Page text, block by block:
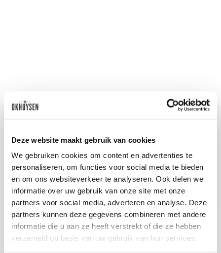
Deze website maakt gebruik van cookies
We gebruiken cookies om content en advertenties te
personaliseren, om functies voor social media te bieden
en om ons websiteverkeer te analyseren. Ook delen we
informatie over uw gebruik van onze site met onze
partners voor social media, adverteren en analyse. Deze
partners kunnen deze gegevens combineren met andere
informatie die u aan ze heeft verstrekt of die ze hebben
verzameld op basis van uw gebruik van hun services.
Blijf op de hoogte
Ontvang het laatste wijnnieuws, proeverijen en
evenementen
E-mailadres
Aanmelden